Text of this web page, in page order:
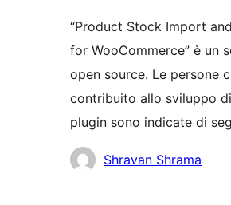
“Product Stock Import
for WooCommerce” è un
open source. Le persone
contribuito allo sviluppo
plugin sono indicate di
Collaboratori
Shravan Shrama